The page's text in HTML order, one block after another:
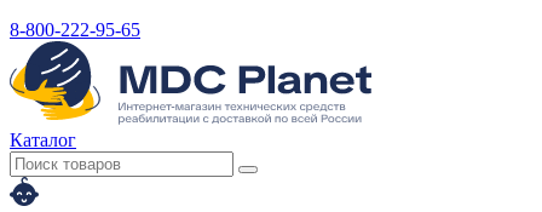
8-800-222-95-65
Каталог